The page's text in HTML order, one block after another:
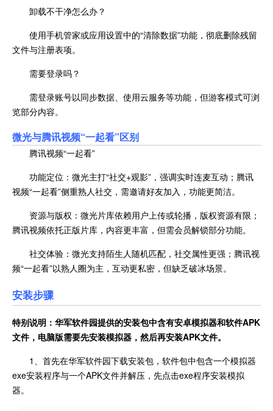
卸载不干净怎么办？
使用手机管家或应用设置中的“清除数据”功能，彻底删除残留
文件与注册表项。
需要登录吗？
需登录账号以同步数据、使用云服务等功能，但游客模式可浏
览部分内容。
微光与腾讯视频“一起看”区别
腾讯视频“一起看”
功能定位：微光主打“社交+观影”，强调实时连麦互动；腾讯
视频“一起看”侧重熟人社交，需邀请好友加入，功能更简洁。
资源与版权：微光片库依赖用户上传或轮播，版权资源有限；
腾讯视频依托正版片库，内容更丰富，但需会员解锁部分功能。
社交体验：微光支持陌生人随机匹配，社交属性更强；腾讯视
频“一起看”以熟人圈为主，互动更私密，但缺乏破冰场景。
安装步骤
特别说明：华军软件园提供的安装包中含有安卓模拟器和软件APK
文件，电脑版需要先安装模拟器，然后再安装APK文件。
1、首先在华军软件园下载安装包，软件包中包含一个模拟器
exe安装程序与一个APK文件并解压，先点击exe程序安装模拟
器。